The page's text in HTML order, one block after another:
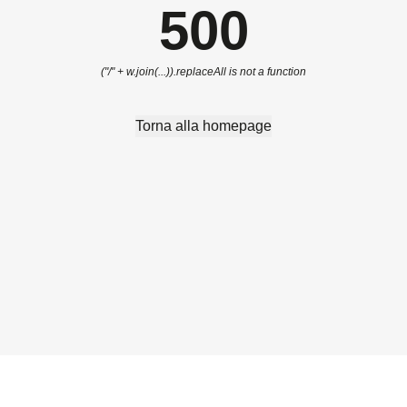
500
("/" + w.join(...)).replaceAll is not a function
Torna alla homepage